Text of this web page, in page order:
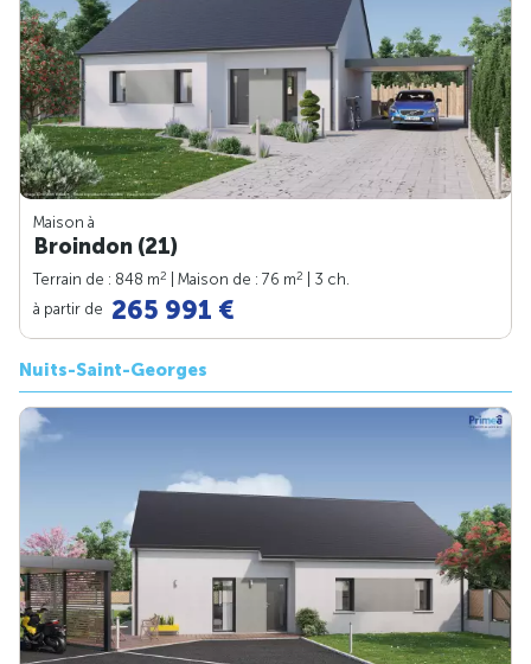
Maison à
Broindon (21)
Terrain de : 848 m2 | Maison de : 76 m2
| 3 ch.
à partir de 265 991 €
Nuits-Saint-Georges